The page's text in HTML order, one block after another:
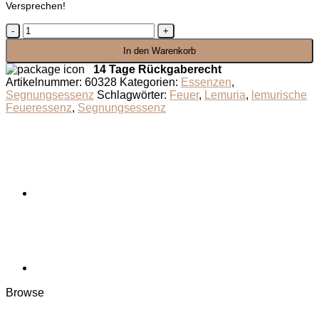
Versprechen!
Segnungsessenz
Lemurische
Menge
In den Warenkorb
14 Tage Rückgaberecht
Artikelnummer: 60328 Kategorien: Essenzen,
Segnungsessenz Schlagwörter: Feuer, Lemuria, lemurische
Feueressenz, Segnungsessenz
Browse